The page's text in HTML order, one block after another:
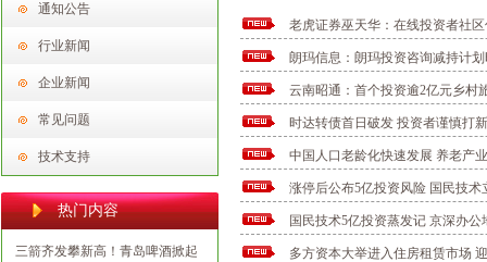
通知公告
行业新闻
企业新闻
常见问题
技术支持
热门内容
三箭齐发攀新高！青岛啤酒掀起
老虎证券巫天华：在线投资者社
朗玛信息：朗玛投资咨询减持计
云南昭通：首个投资逾2亿元乡村
时达转债首日破发 投资者谨慎打新
中国人口老龄化快速发展 养老产
涨停后公布5亿投资风险 国民技术
国民技术5亿投资蒸发记 京深办公
多方资本大举进入住房租赁市场